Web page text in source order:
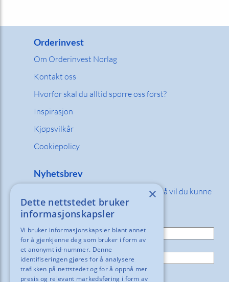
Orderinvest
Om Orderinvest Norlag
Kontakt oss
Hvorfor skal du alltid spørre oss først?
Inspirasjon
Kjøpsvilkår
Cookiepolicy
Nyhetsbrev
Fyll inn din e-post adresse nedenfor så vil du kunne
motta våre nyheter og tilbud!
Navn:
×
Dette nettstedet bruker
informasjonskapsler
Vi bruker informasjonskapsler blant annet
for å gjenkjenne deg som bruker i form av
et anonymt id-nummer. Denne
identifiseringen gjøres for å analysere
trafikken på nettstedet og for å oppnå mer
presis og relevant markedsføring i form av